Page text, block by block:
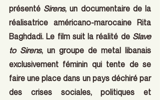
présenté Sirens, un documentaire de la
réalisatrice américano-marocaine Rita
Baghdadi. Le film suit la réalité de Slave
to Sirens, un groupe de metal libanais
exclusivement féminin qui tente de se
faire une place dans un pays déchiré par
des crises sociales, politiques et